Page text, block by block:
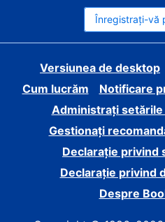
Înregistrați-vă
Versiunea de desktop
Cum lucrăm
Notificare
Administrați
Gestionați
Declarație privind
Declarație privind
Despre